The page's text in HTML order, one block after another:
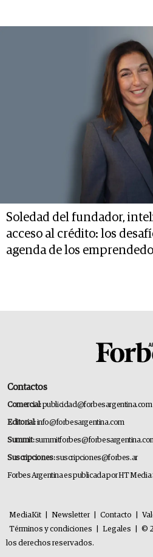
Soledad del fundador,
acceso al crédito: los
agenda de los
Contactos
Comercial:publicidad@forbesargentina.com
Editorial:info@forbesargentina.com
Summit:
Suscripciones:suscripciones@forbes.ar
Forbes Argentina es publicada por HT Media
MediaKit Newsletter Contacto
Términos y condiciones
Legales
©
los derechos reservados.